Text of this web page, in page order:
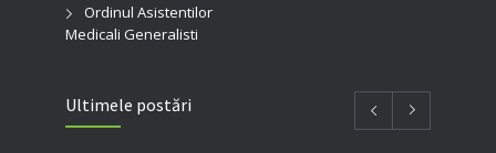
Ordinul Asistentilor
Medicali Generalisti
Ultimele postări